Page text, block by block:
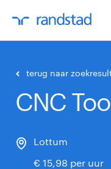
terug naar
CNC
Lottum
€ 15,98 per uur